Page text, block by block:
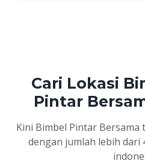
Cari Lokasi
Pintar
Kini Bimbel Pintar Bersama
dengan jumlah lebih dari